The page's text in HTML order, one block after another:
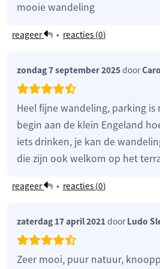
mooie wandeling
reageer • reacties (0)
zondag 7 september 2025door
Heel fijne wandeling, parking
begin aan de klein Engeland
iets drinken, je kan de
die zijn ook welkom op het
reageer • reacties (0)
zaterdag 17 april 2021doorLudo
Zeer mooi, puur natuur,